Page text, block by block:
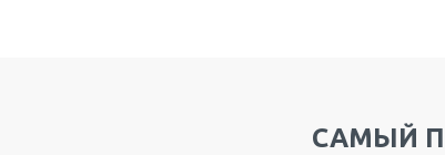
САМЫЙ